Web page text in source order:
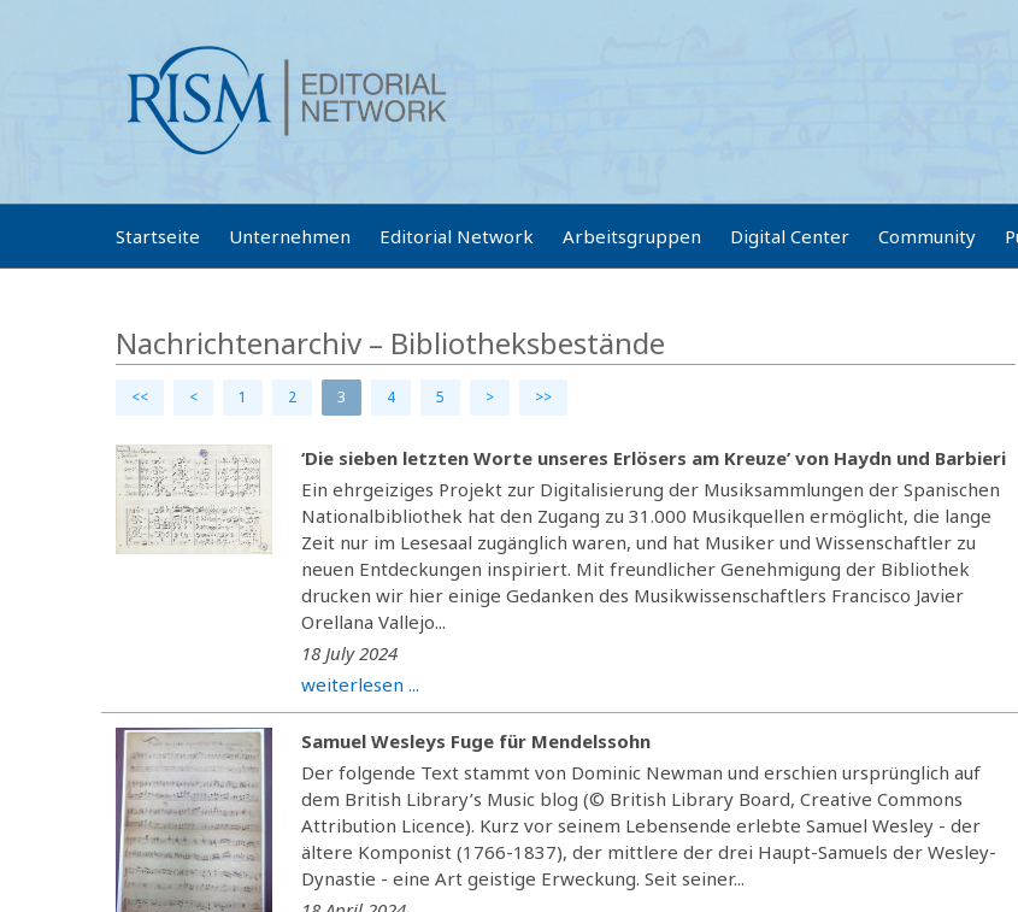
Startseite Unternehmen Editorial Network Arbeitsgruppen Digital Center Community
Nachrichtenarchiv – Bibliotheksbestände
<< < 1 2 3 4 5 > >>
‘Die sieben letzten Worte unseres Erlösers am Kreuze’ von Haydn und Barbieri
Ein ehrgeiziges Projekt zur Digitalisierung der Musiksammlungen der Spanischen
Nationalbibliothek hat den Zugang zu 31.000 Musikquellen ermöglicht, die lange
Zeit nur im Lesesaal zugänglich waren, und hat Musiker und Wissenschaftler zu
neuen Entdeckungen inspiriert. Mit freundlicher Genehmigung der Bibliothek
drucken wir hier einige Gedanken des Musikwissenschaftlers Francisco Javier
Orellana Vallejo...
18 July 2024
weiterlesen ...
Samuel Wesleys Fuge für Mendelssohn
Der folgende Text stammt von Dominic Newman und erschien ursprünglich auf
dem British Library’s Music blog (© British Library Board, Creative Commons
Attribution Licence). Kurz vor seinem Lebensende erlebte Samuel Wesley - der
ältere Komponist (1766-1837), der mittlere der drei Haupt-Samuels der Wesley-
Dynastie - eine Art geistige Erweckung. Seit seiner...